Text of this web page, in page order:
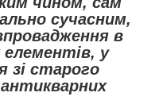
сучасним,
в
у
зі старого
антикварних